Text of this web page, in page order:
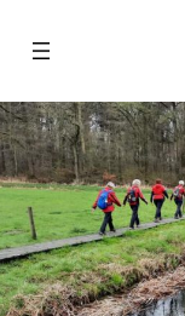
naar
inhoud